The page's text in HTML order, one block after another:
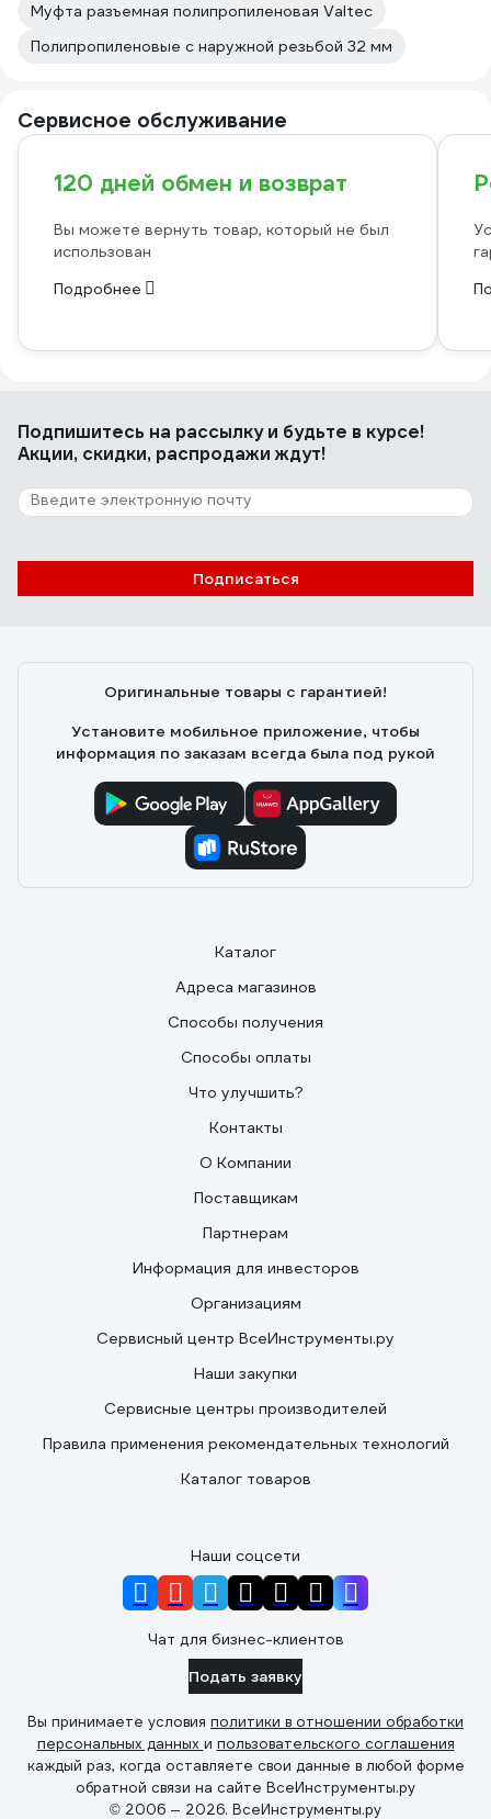
Муфта разъемная полипропиленовая Valtec
Полипропиленовые с наружной резьбой 32 мм
Сервисное обслуживание
120 дней обмен и возврат
Вы можете вернуть товар, который не был
использован
Подробнее
Подпишитесь на рассылкуи будьте в курсе!
Акции, скидки, распродажи ждут!
Подписаться
Оригинальные товары с гарантией!
Установите мобильное приложение, чтобы
информация по заказам всегда была под рукой
Каталог
Адреса магазинов
Способы получения
Способы оплаты
Что улучшить?
Контакты
О Компании
Поставщикам
Партнерам
Информация для инвесторов
Организациям
Сервисный центр ВсеИнструменты.ру
Наши закупки
Сервисные центры производителей
Правила применения рекомендательных технологий
Каталог товаров
Наши соцсети
Чат для бизнес-клиентов
Подать заявку
Вы принимаете условия политики в отношении обработки
персональных данных и пользовательского соглашения
каждый раз, когда оставляете свои данные в любой форме
обратной связи на сайте ВсеИнструменты.ру
© 2006 — 2026. ВсеИнструменты.ру